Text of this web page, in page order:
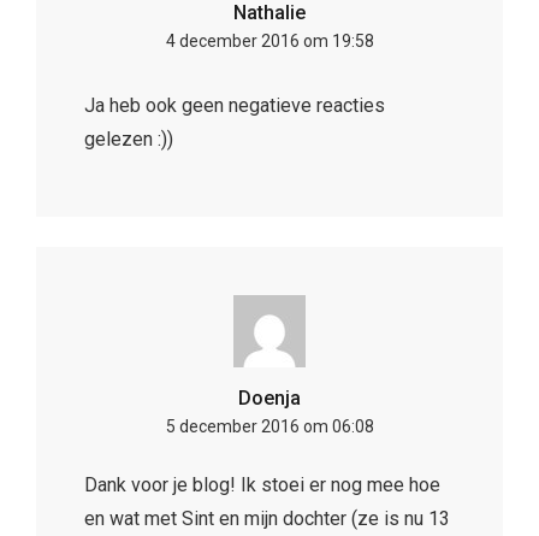
Nathalie
4 december 2016 om 19:58
Ja heb ook geen negatieve reacties
gelezen :))
Doenja
5 december 2016 om 06:08
Dank voor je blog! Ik stoei er nog mee hoe
en wat met Sint en mijn dochter (ze is nu 13